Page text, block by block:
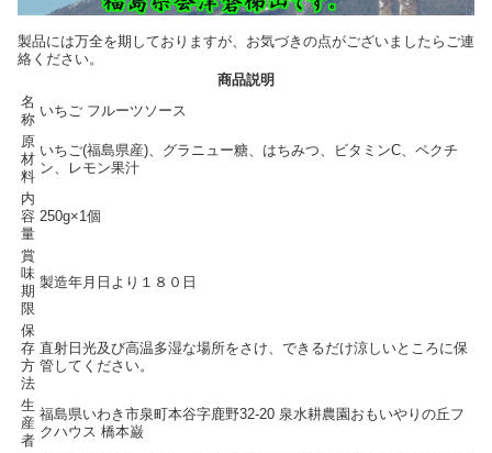
製品には万全を期しておりますが、お気づきの点がございましたらご連
絡ください。
商品説明
名
称
いちご フルーツソース
原
材
料
いちご(福島県産)、グラニュー糖、はちみつ、ビタミンC、ペクチ
ン、レモン果汁
内
容
量
250g×1個
賞
味
期
限
製造年月日より１８０日
保
存
方
法
直射日光及び高温多湿な場所をさけ、できるだけ涼しいところに保
管してください。
生
産
者
福島県いわき市泉町本谷字鹿野32-20 泉水耕農園おもいやりの丘フ
クハウス 橋本巌